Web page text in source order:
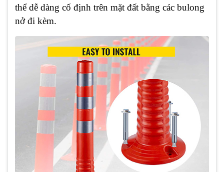
thể dễ dàng cố định trên mặt đất bằng các bulong
nở đi kèm.